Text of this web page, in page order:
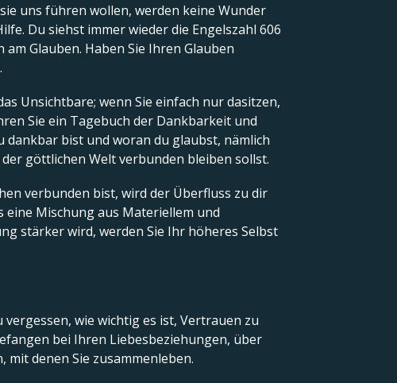
uns führen wollen, werden keine Wunder
Du siehst immer wieder die Engelszahl 606
Glauben. Haben Sie Ihren Glauben
Unsichtbare; wenn Sie einfach nur dasitzen,
Sie ein Tagebuch der Dankbarkeit und
dankbar bist und woran du glaubst, nämlich
göttlichen Welt verbunden bleiben sollst.
verbunden bist, wird der Überfluss zu dir
eine Mischung aus Materiellem und
stärker wird, werden Sie Ihr höheres Selbst
wie wichtig es ist, Vertrauen zu
bei Ihren Liebesbeziehungen, über
mit denen Sie zusammenleben.